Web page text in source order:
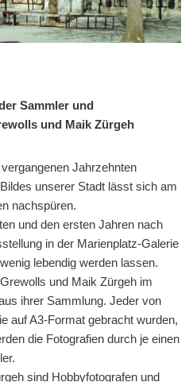
Sammler und
und Maik Zürgeh
Jahrzehnten
unserer Stadt lässt sich am
nachspüren.
und den ersten Jahren nach
in der Marienplatz-Galerie
lebendig werden lassen.
und Maik Zürgeh im
ihrer Sammlung. Jeder von
auf A3-Format gebracht wurden,
die Fotogra­fien durch je einen
sind Hobbyfotografen und